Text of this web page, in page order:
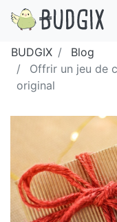
BUDGIX
Blog
Offrir un jeu de
original